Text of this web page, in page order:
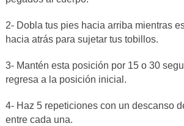
2- Dobla tus pies hacia arriba mientras
hacia atrás para sujetar tus tobillos.
3- Mantén esta posición por 15 o 30
regresa a la posición inicial.
4- Haz 5 repeticiones con un descanso
entre cada una.